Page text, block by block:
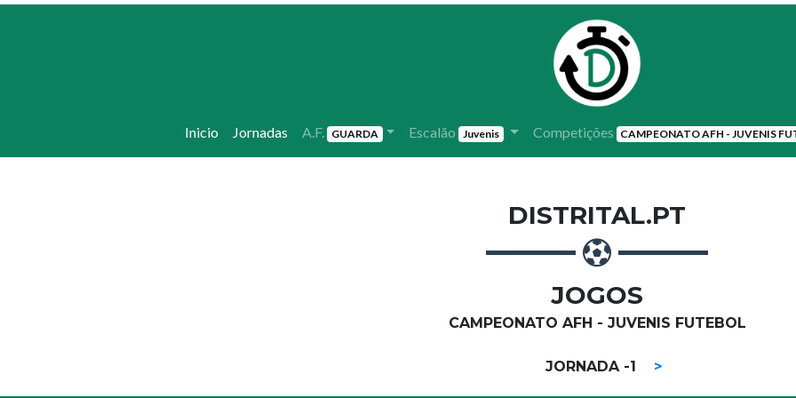
Inicio Jornadas A.F. GUARDA Escalão Juvenis Competições CAMPEONATO AFH - JUVENIS
DISTRITAL.PT
JOGOS
CAMPEONATO AFH - JUVENIS FUTEBOL
JORNADA -1 >